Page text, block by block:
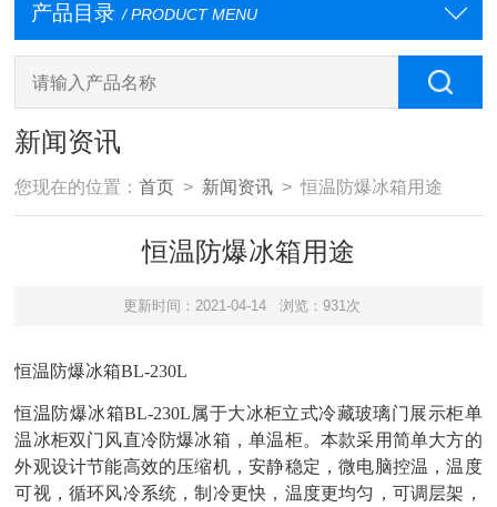
产品目录 / PRODUCT MENU
新闻资讯
您现在的位置：首页 > 新闻资讯 > 恒温防爆冰箱用途
恒温防爆冰箱用途
更新时间：2021-04-14 浏览：931次
恒温防爆冰箱BL-230L
恒温防爆冰箱BL-230L属于大冰柜立式冷藏玻璃门展示柜单
温冰柜双门风直冷防爆冰箱，单温柜。本款采用简单大方的
外观设计节能高效的压缩机，安静稳定，微电脑控温，温度
可视，循环风冷系统，制冷更快，温度更均匀，可调层架，